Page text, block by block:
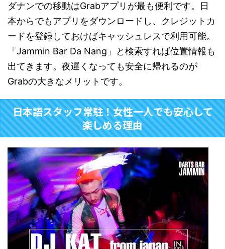
ダナンでの移動はGrabアプリが最も便利です。日
本からでもアプリをダウンロードし、クレジットカ
ードを登録しておけばキャッシュレスで利用可能。
「Jammin Bar Da Nang」と検索すれば位置情報も
出てきます。夜遅くなっても安全に帰れるのが
Grabの大きなメリットです。
日本語スタッフ常駐！女性一人でも安心して
楽しめる理由